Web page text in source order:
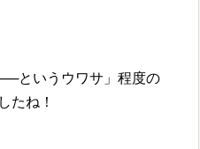
というウワサ」程度の
たね！